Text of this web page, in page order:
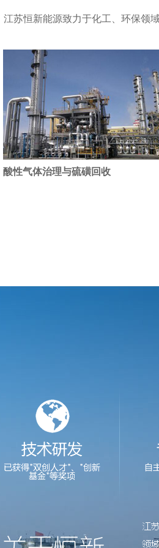
江苏恒新能源致力于化工、环保领
酸性气体治理与硫磺回收